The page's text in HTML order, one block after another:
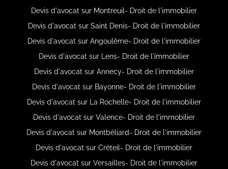
Devis d'avocat sur Montreuil- Droit de l'immobilier
Devis d'avocat sur Saint Denis- Droit de l'immobilier
Devis d'avocat sur Angoulême- Droit de l'immobilier
Devis d'avocat sur Lens- Droit de l'immobilier
Devis d'avocat sur Annecy- Droit de l'immobilier
Devis d'avocat sur Bayonne- Droit de l'immobilier
Devis d'avocat sur La Rochelle- Droit de l'immobilier
Devis d'avocat sur Valence- Droit de l'immobilier
Devis d'avocat sur Montbéliard- Droit de l'immobilier
Devis d'avocat sur Créteil- Droit de l'immobilier
Devis d'avocat sur Versailles- Droit de l'immobilier